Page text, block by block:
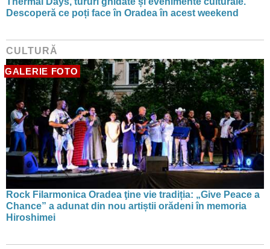
Descoperă ce poți face în Oradea în acest weekend
CULTURĂ
GALERIE FOTO
Rock Filarmonica Oradea ţine vie tradiția: „Give Peace a
Chance” a adunat din nou artiștii orădeni în memoria
Hiroshimei